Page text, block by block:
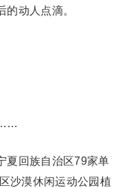
动人点滴。
……
回族自治区79家单
沙漠休闲运动公园植